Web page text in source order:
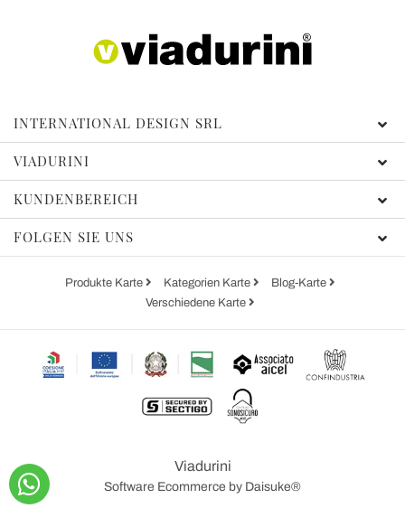
INTERNATIONAL DESIGN SRL
VIADURINI
KUNDENBEREICH
FOLGEN SIE UNS
Produkte Karte Kategorien Karte
Blog-Karte
Verschiedene Karte
Viadurini
Software Ecommerce by Daisuke®